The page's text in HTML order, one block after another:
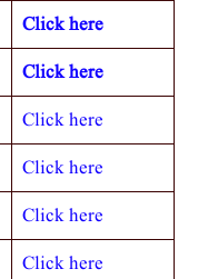
Click here
Click here
Click here
Click here
Click here
Click here